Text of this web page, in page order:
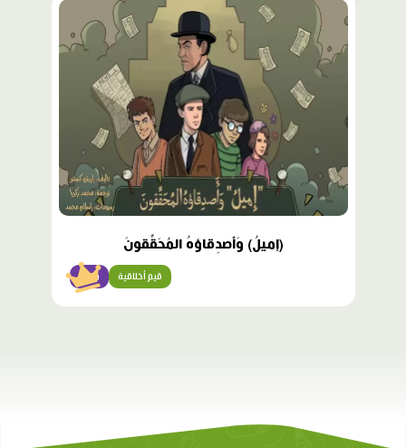
محتوى
مميّز
(إميلُ) وَأَصدِقاؤهُ المُحَقِّقونَ
متقن قيم أخلاقية